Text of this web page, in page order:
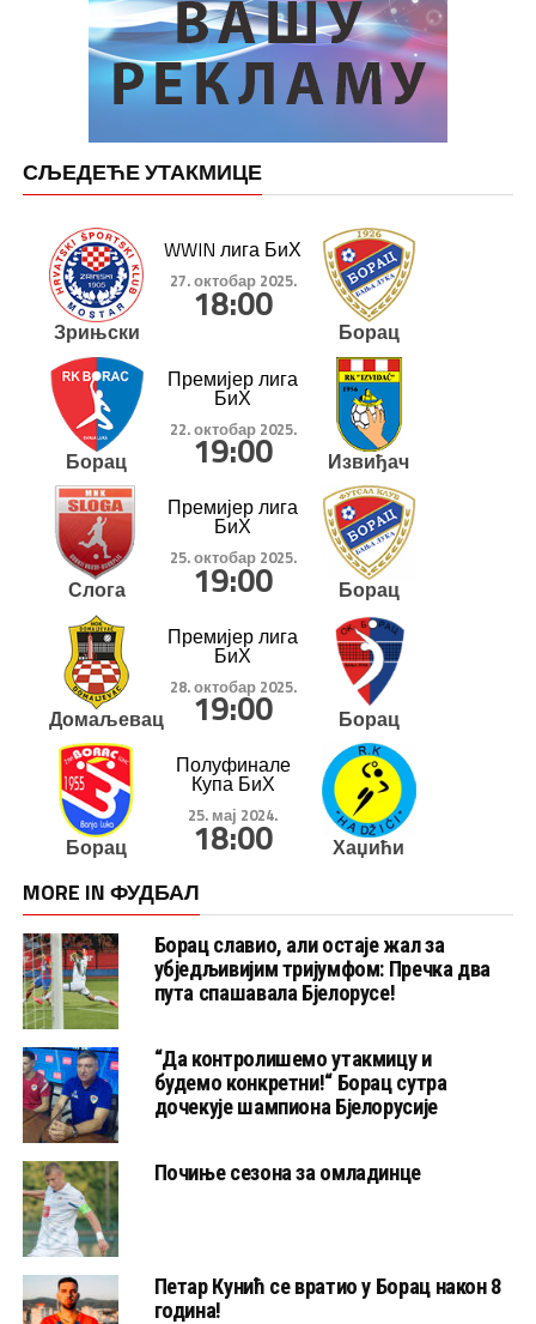
СЉЕДЕЋЕ УТАКМИЦЕ
Зрињски
WWIN лига БиХ
27. октобар 2025.
18:00
Борац
Борац
Премијер лига
БиХ
22. октобар 2025.
19:00 Извиђач
Слога
Премијер лига
БиХ
25. октобар 2025.
19:00 Борац
Домаљевац
Премијер лига
БиХ
28. октобар 2025.
19:00 Борац
Борац
Полуфинале
Купа БиХ
25. мај 2024.
18:00 Хаџићи
MORE IN ФУДБАЛ
Борац славио, али остаје жал за
убједљивијим тријумфом: Пречка два
пута спашавала Бјелорусе!
“Да контролишемо утакмицу и
будемо конкретни!“ Борац сутра
дочекује шампиона Бјелорусије
Почиње сезона за омладинце
Петар Кунић се вратио у Борац након 8
година!